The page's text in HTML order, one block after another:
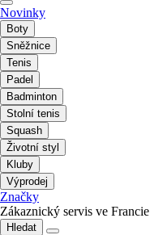
Novinky
Boty
Sněžnice
Tenis
Padel
Badminton
Stolní tenis
Squash
Životní styl
Kluby
Výprodej
Značky
Zákaznický servis ve Francie
Hledat